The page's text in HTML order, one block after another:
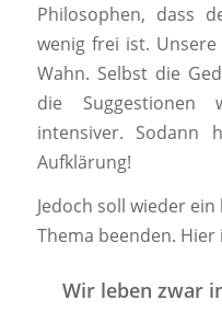
Philosophen, dass
wenig frei ist.
Wahn. Selbst die
die Suggestionen
intensiver. Sodann
Aufklärung!
Jedoch soll wieder
Thema beenden. Hier
Wir leben zwar